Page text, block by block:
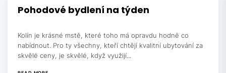
Pohodové bydlení na týden
Kolín je krásné mstě, které toho má opravdu hodně co
nabídnout. Pro ty všechny, kteří chtějí kvalitní ubytování za
skvělé ceny, je skvělé, když využijí...